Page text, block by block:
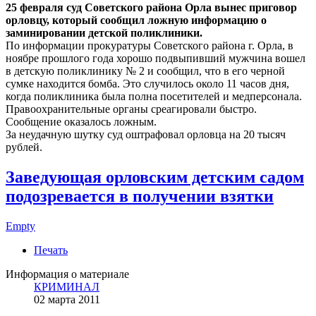
25 февраля суд Советского района Орла вынес приговор
орловцу, который сообщил ложную информацию о
заминировании детской поликлиники.
По информации прокуратуры Советского района г. Орла, в
ноябре прошлого года хорошо подвыпивший мужчина вошел
в детскую поликлинику № 2 и сообщил, что в его черной
сумке находится бомба. Это случилось около 11 часов дня,
когда поликлиника была полна посетителей и медперсонала.
Правоохранительные органы среагировали быстро.
Сообщение оказалось ложным.
За неудачную шутку суд оштрафовал орловца на 20 тысяч
рублей.
Заведующая орловским детским садом
подозревается в получении взятки
Empty
Печать
Информация о материале
КРИМИНАЛ
02 марта 2011